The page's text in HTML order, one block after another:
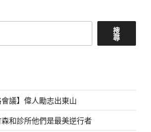
搜
尋
會議】偉人勵志出東山
和診所他們是最美逆行者